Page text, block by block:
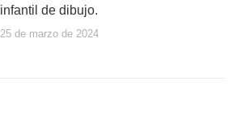
infantil de dibujo.
25 de marzo de 2024